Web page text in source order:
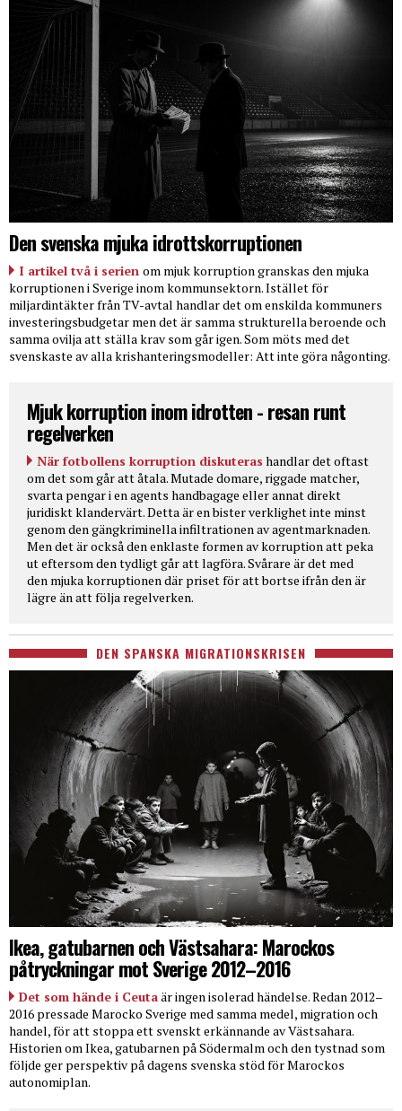
Den svenska mjuka idrottskorruptionen
I artikel två i serien om mjuk korruption granskas den mjuka
korruptionen i Sverige inom kommunsektorn. Istället för
miljardintäkter från TV-avtal handlar det om enskilda kommuners
investeringsbudgetar men det är samma strukturella beroende och
samma ovilja att ställa krav som går igen. Som möts med det
svenskaste av alla krishanteringsmodeller: Att inte göra någonting.
Mjuk korruption inom idrotten - resan runt
regelverken
När fotbollens korruption diskuteras handlar det oftast
om det som går att åtala. Mutade domare, riggade matcher,
svarta pengar i en agents handbagage eller annat direkt
juridiskt klandervärt. Detta är en bister verklighet inte minst
genom den gängkriminella infiltrationen av agentmarknaden.
Men det är också den enklaste formen av korruption att peka
ut eftersom den tydligt går att lagföra. Svårare är det med
den mjuka korruptionen där priset för att bortse ifrån den är
lägre än att följa regelverken.
DEN SPANSKA MIGRATIONSKRISEN
Ikea, gatubarnen och Västsahara: Marockos
påtryckningar mot Sverige 2012–2016
Det som hände i Ceutaär ingen isolerad händelse. Redan 2012–
2016 pressade Marocko Sverige med samma medel, migration och
handel, för att stoppa ett svenskt erkännande av Västsahara.
Historien om Ikea, gatubarnen på Södermalm och den tystnad som
följde ger perspektiv på dagens svenska stöd för Marockos
autonomiplan.